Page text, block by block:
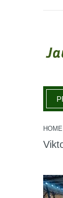
HOME